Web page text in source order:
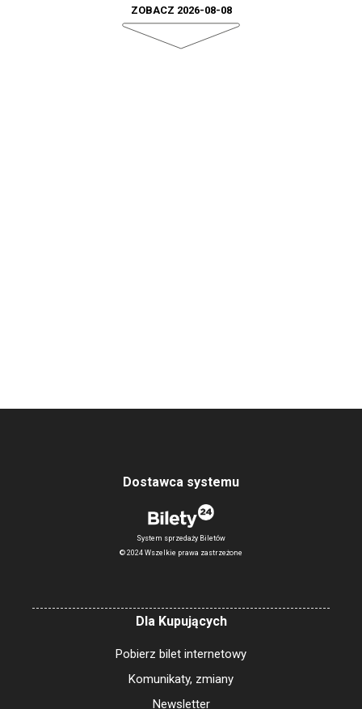
ZOBACZ 2026-08-08
Dostawca systemu
System sprzedaży Biletów
© 2024 Wszelkie prawa zastrzeżone
Dla Kupujących
Pobierz bilet internetowy
Komunikaty, zmiany
Newsletter